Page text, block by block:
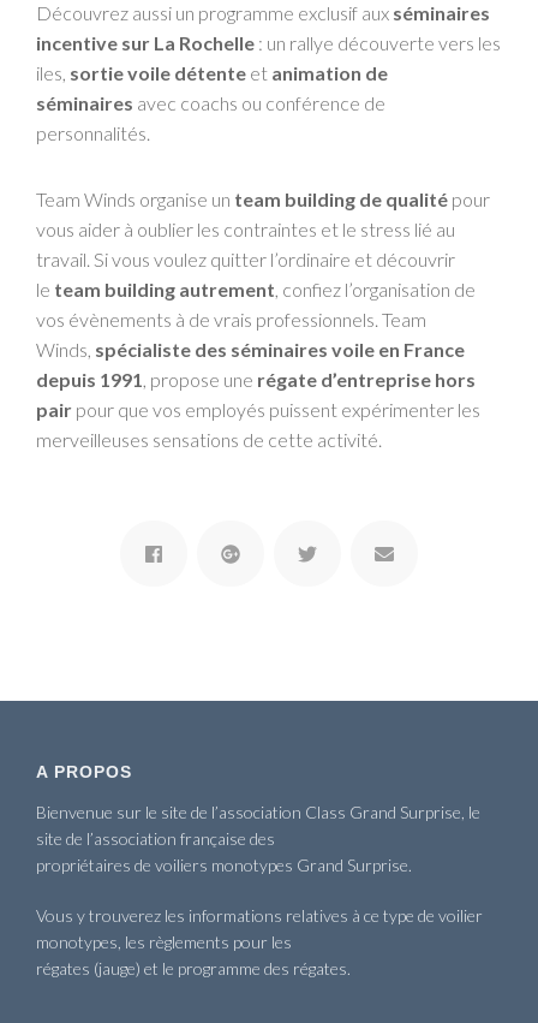
Découvrez aussi un programme exclusif aux séminaires
incentive sur La Rochelle : un rallye découverte vers les
iles, sortie voile détente et animation de
séminaires avec coachs ou conférence de
personnalités.
Team Winds organise un team building de qualité pour
vous aider à oublier les contraintes et le stress lié au
travail. Si vous voulez quitter l’ordinaire et découvrir
le team building autrement, confiez l’organisation de
vos évènements à de vrais professionnels. Team
Winds, spécialiste des séminaires voile en France
depuis 1991, propose une régate d’entreprise hors
pair pour que vos employés puissent expérimenter les
merveilleuses sensations de cette activité.
A PROPOS
Bienvenue sur le site de l’association Class Grand Surprise, le
site de l’association française des
propriétaires de voiliers monotypes Grand Surprise.
Vous y trouverez les informations relatives à ce type de voilier
monotypes, les règlements pour les
régates (jauge) et le programme des régates.